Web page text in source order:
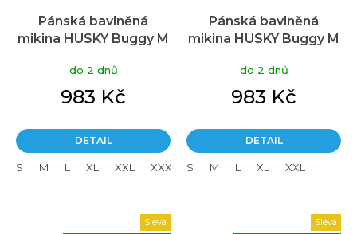
Pánská bavlněná
mikina HUSKY Buggy M
do 2 dnů
983 Kč
DETAIL
S M L XL XXL XXXL
Pánská bavlněná
mikina HUSKY Buggy M
do 2 dnů
983 Kč
DETAIL
S M L XL XXL
Sleva
Sleva